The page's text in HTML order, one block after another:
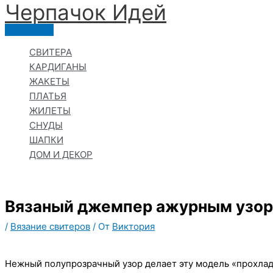
Перейти
к
Черпачoк Идей
Главное
СВИТЕРА
КАРДИГАНЫ
ЖАКЕТЫ
ПЛАТЬЯ
ЖИЛЕТЫ
СНУДЫ
ШАПКИ
ДОМ И ДЕКОР
Вязаный джемпер ажурным
/ Вязание свитеров / От Виктория
Нежный полупрозрачный узор делает эту модель